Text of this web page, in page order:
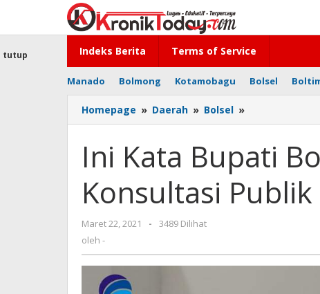
konten
Indeks Berita Terms of Service
Manado Bolmong Kotamobagu Bolsel
tutup
Homepage » Daerah » Bolsel »
Kata
Bolsel
Pada
Forum
Konsultasi
2026
Ini Kata Bupati
Konsultasi Publik
Maret 22, 2021
oleh
-
3489 Dilihat
oleh -